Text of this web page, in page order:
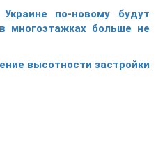
по-новому будут
многоэтажках больше не
высотности застройки